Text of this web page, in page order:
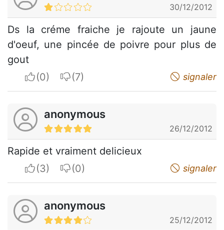
30/12/2012
Ds la créme fraiche je rajoute un jaune
d'oeuf, une pincée de poivre pour plus de
gout
I apreciateI do not appreciate signaler
anonymous
26/12/2012
Rapide et vraiment delicieux
I apreciateI do not appreciate signaler
anonymous
25/12/2012